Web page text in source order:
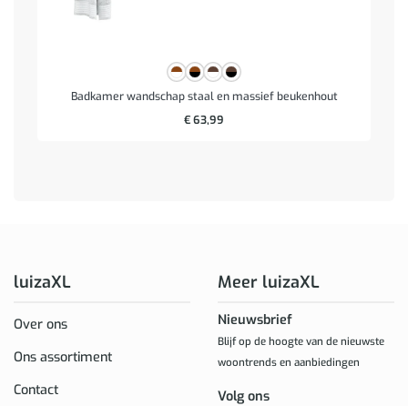
Badkamer wandschap staal en massief beukenhout
€63,99
luizaXL
Over ons
Ons assortiment
Contact
Meer luizaXL
Nieuwsbrief
Blijf op de hoogte van de nieuwste
woontrends en aanbiedingen
Volg ons